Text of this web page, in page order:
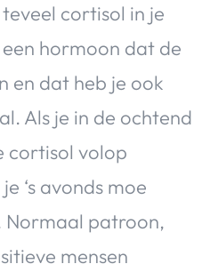
cortisol in je
hormoon dat de
en dat heb je ook
Als je in de ochtend
cortisol volop
‘s avonds moe
patroon,
mensen